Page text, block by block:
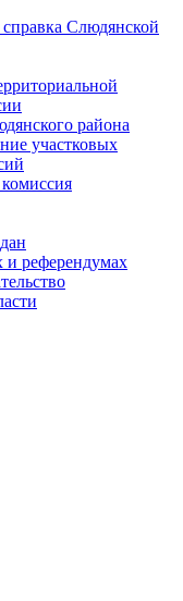
справка Слюдянской
района
участковых
и референдумах